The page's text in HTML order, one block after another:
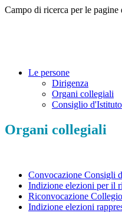
Campo di ricerca per le pagine
Le persone
Dirigenza
Organi collegiali
Consiglio d'Istituto
Organi collegiali
Convocazione Consigli
Indizione elezioni per il
Riconvocazione
Indizione elezioni